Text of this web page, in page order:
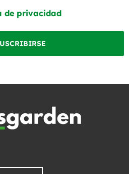
de privacidad